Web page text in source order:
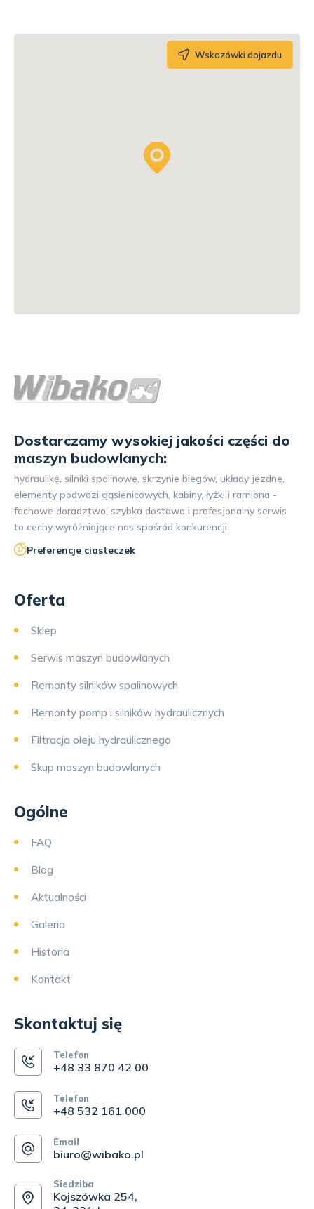
Wskazówki dojazdu
Dostarczamy wysokiej jakości części do
maszyn budowlanych:
hydraulikę, silniki spalinowe, skrzynie biegów, układy jezdne,
elementy podwozi gąsienicowych, kabiny, łyżki i ramiona -
fachowe doradztwo, szybka dostawa i profesjonalny serwis
to cechy wyróżniające nas spośród konkurencji.
Preferencje ciasteczek
Oferta
Sklep
Serwis maszyn budowlanych
Remonty silników spalinowych
Remonty pomp i silników hydraulicznych
Filtracja oleju hydraulicznego
Skup maszyn budowlanych
Ogólne
FAQ
Blog
Aktualności
Galeria
Historia
Kontakt
Skontaktuj się
Telefon
+48 33 870 42 00
Telefon
+48 532 161 000
Email
biuro@wibako.pl
Siedziba
Kojszówka 254,